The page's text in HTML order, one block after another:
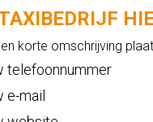
korte omschrijving
telefoonnummer
e-mail